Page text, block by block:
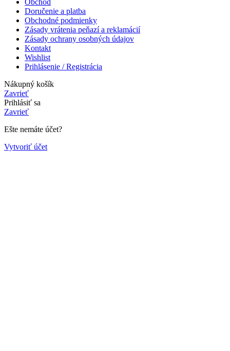
Doručenie a platba
Obchodné podmienky
Zásady vrátenia peňazí a reklamácií
Zásady ochrany osobných údajov
Kontakt
Wishlist
Prihlásenie / Registrácia
Nákupný košík
Zavrieť
Prihlásiť sa
Zavrieť
Ešte nemáte účet?
Vytvoriť účet